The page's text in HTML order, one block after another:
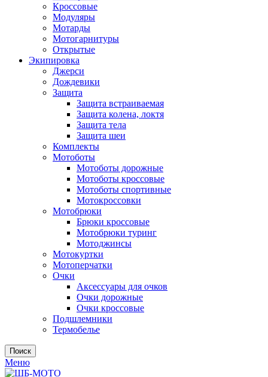
Кроссовые
Модуляры
Мотарды
Мотогарнитуры
Открытые
Экипировка
Джерси
Дождевики
Защита
Защита встраиваемая
Защита колена, локтя
Защита тела
Защита шеи
Комплекты
Мотоботы
Мотоботы дорожные
Мотоботы кроссовые
Мотоботы спортивные
Мотокроссовки
Мотобрюки
Брюки кроссовые
Мотобрюки туринг
Мотоджинсы
Мотокуртки
Мотоперчатки
Очки
Аксессуары для очков
Очки дорожные
Очки кроссовые
Подшлемники
Термобелье
Поиск
Меню